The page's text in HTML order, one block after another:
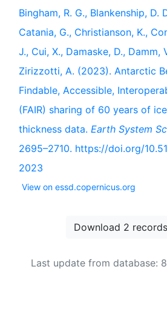
Bingham, R. G., Blankenship, D.
Catania, G., Christianson, K.,
J., Cui, X., Damaske, D., Damm,
Zirizzotti, A. (2023). Antarctic
Findable, Accessible,
(FAIR) sharing of 60 years of
thickness data. Earth System
2695–2710. https://doi.org/
2023
View on essd.copernicus.org
Download 2 records
Last update from database: